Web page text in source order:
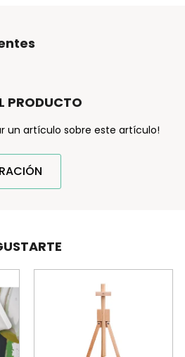
PRODUCTO
un artículo sobre este artículo!